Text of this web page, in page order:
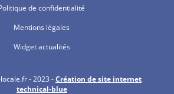
de confidentialité
Mentions légales
Widget actualités
- 2023 -Création de site internet
technical-blue